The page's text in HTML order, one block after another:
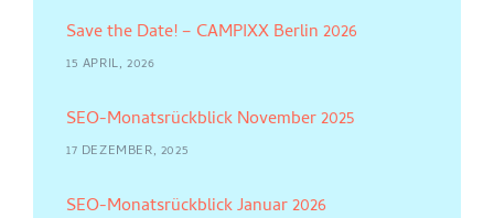
Save the Date! – CAMPIXX Berlin 2026
15 APRIL, 2026
SEO-Monatsrückblick November 2025
17 DEZEMBER, 2025
SEO-Monatsrückblick Januar 2026